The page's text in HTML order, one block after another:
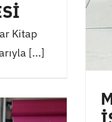
Kitap
[...]